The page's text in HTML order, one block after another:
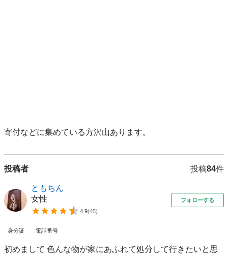
寄付などに集めている方沢山あります。
投稿者 投稿84件
ともちん
女性
4.9(45)
フォローする
身分証 電話番号
初めまして 色んな物が家にあふれて処分して行きたいと思